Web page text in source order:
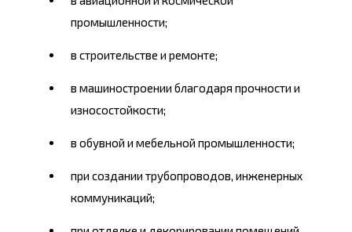
промышленности;
в строительстве и ремонте;
в машиностроении благодаря прочности и
износостойкости;
в обувной и мебельной промышленности;
при создании трубопроводов, инженерных
коммуникаций;